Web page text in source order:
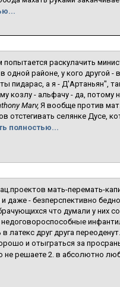
раскулачить
одной районе, у кого другой -
пидарас, а я - Д'Артаньян",
козлу - альфачу - да, потому
Marv, Я вообще против
отстегивать селянке Дусе,
полностью...
мать-перемать-
даже - безперспективно
что думали у них
латекс друг друга
и отыграться за
не решаете 2. в абсолютно